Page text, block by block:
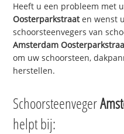
Heeft u een probleem met
Oosterparkstraaten wenst
schoorsteenvegers van
Amsterdam
om uw schoorsteen,
herstellen.
Schoorsteenveger
helpt bij: